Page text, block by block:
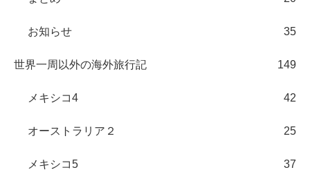
お知らせ 35
世界一周以外の海外旅行記 149
メキシコ4 42
オーストラリア２ 25
メキシコ5 37